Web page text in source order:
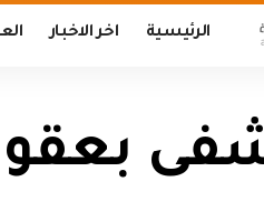
الرئيسية اخر الاخبار